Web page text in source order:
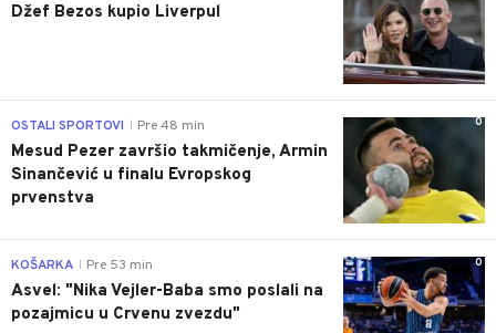
Džef Bezos kupio Liverpul
0
OSTALI SPORTOVI Pre 48 min
Mesud Pezer završio takmičenje, Armin
Sinančević u finalu Evropskog
prvenstva
0
KOŠARKA Pre 53 min
Asvel: "Nika Vejler-Baba smo poslali na
pozajmicu u Crvenu zvezdu"